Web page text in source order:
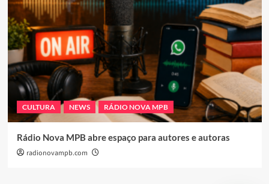
CULTURA NEWS RÁDIO NOVA MPB
Rádio Nova MPB abre espaço para autores e autoras
radionovampb.com